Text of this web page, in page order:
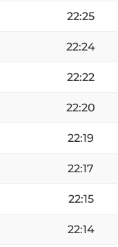
22:25
22:24
22:22
22:20
22:19
22:17
22:15
22:14